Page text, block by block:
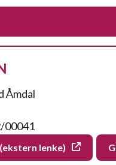
Åmdal
00041
lenke)